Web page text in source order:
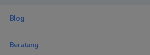
Blog
Beratung